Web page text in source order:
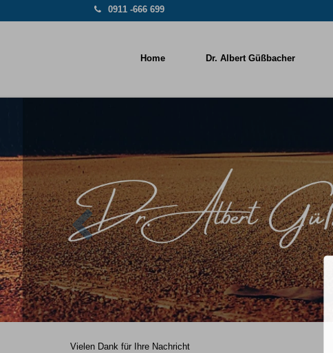
0911 -666 699
Home Dr. Albert Güßbacher
Vielen Dank für Ihre Nachricht